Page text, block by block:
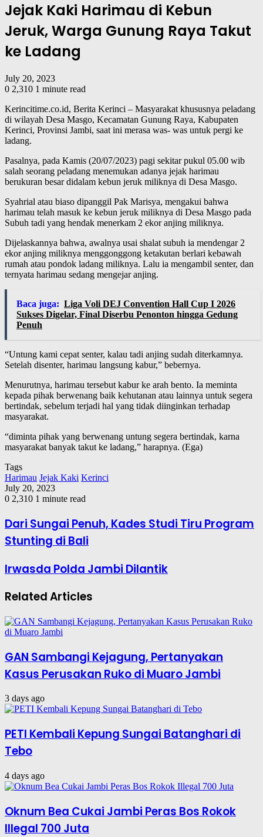
Jejak Kaki Harimau di Kebun
Jeruk, Warga Gunung Raya Takut
ke Ladang
July 20, 2023
0 2,310 1 minute read
Kerincitime.co.id, Berita Kerinci – Masyarakat khususnya peladang
di wilayah Desa Masgo, Kecamatan Gunung Raya, Kabupaten
Kerinci, Provinsi Jambi, saat ini merasa was- was untuk pergi ke
ladang.
Pasalnya, pada Kamis (20/07/2023) pagi sekitar pukul 05.00 wib
salah seorang peladang menemukan adanya jejak harimau
berukuran besar didalam kebun jeruk miliknya di Desa Masgo.
Syahrial atau biaso dipanggil Pak Marisya, mengakui bahwa
harimau telah masuk ke kebun jeruk miliknya di Desa Masgo pada
Subuh tadi yang hendak menerkam 2 ekor anjing miliknya.
Dijelaskannya bahwa, awalnya usai shalat subuh ia mendengar 2
ekor anjing miliknya menggonggong ketakutan berlari kebawah
rumah atau pondok ladang miliknya. Lalu ia mengambil senter, dan
ternyata harimau sedang mengejar anjing.
Baca juga: Liga Voli DEJ Convention Hall Cup I 2026
Sukses Digelar, Final Diserbu Penonton hingga Gedung
Penuh
“Untung kami cepat senter, kalau tadi anjing sudah diterkamnya.
Setelah disenter, harimau langsung kabur,” bebernya.
Menurutnya, harimau tersebut kabur ke arah bento. Ia meminta
kepada pihak berwenang baik kehutanan atau lainnya untuk segera
bertindak, sebelum terjadi hal yang tidak diinginkan terhadap
masyarakat.
“diminta pihak yang berwenang untung segera bertindak, karna
masyarakat banyak takut ke ladang,” harapnya. (Ega)
Tags
Harimau Jejak Kaki Kerinci
July 20, 2023
0 2,310 1 minute read
Dari Sungai Penuh, Kades Studi Tiru Program
Stunting di Bali
Irwasda Polda Jambi Dilantik
Related Articles
GAN Sambangi Kejagung, Pertanyakan
Kasus Perusakan Ruko di Muaro Jambi
3 days ago
PETI Kembali Kepung Sungai Batanghari di
Tebo
4 days ago
Oknum Bea Cukai Jambi Peras Bos Rokok
Illegal 700 Juta